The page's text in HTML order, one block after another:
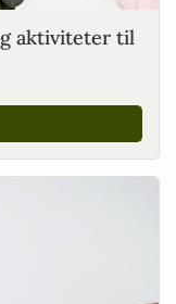
aktiviteter til